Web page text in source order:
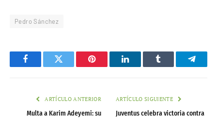
Pedro Sánchez
FacebookTwitter Pinterest LinkedInTumblr
ARTÍCULO ANTERIOR
Multa a Karim Adeyemi: su
ARTÍCULO SIGUIENTE
Juventus celebra victoria contra